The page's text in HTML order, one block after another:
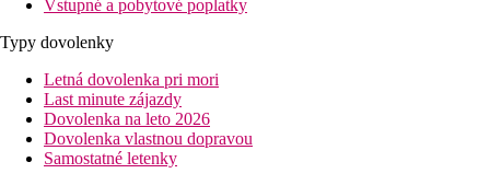
Vstupné a pobytové poplatky
Typy dovolenky
Letná dovolenka pri mori
Last minute zájazdy
Dovolenka na leto 2026
Dovolenka vlastnou dopravou
Samostatné letenky